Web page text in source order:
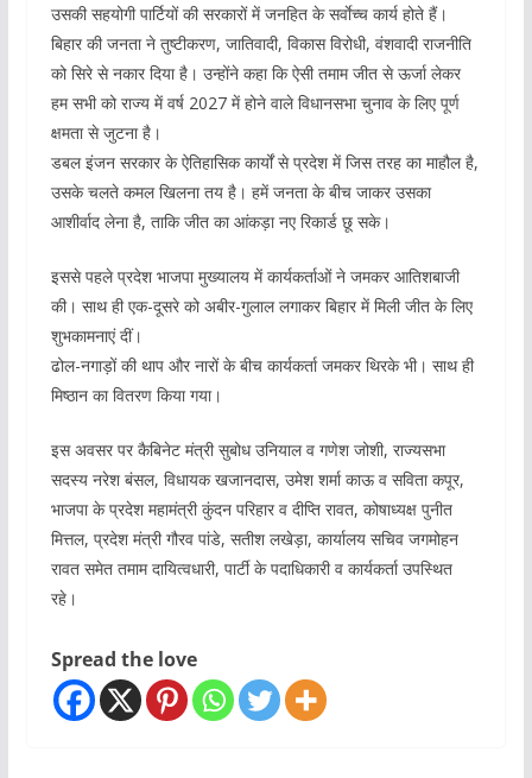
उसकी सहयोगी पार्टियों की सरकारों में जनहित के सर्वाेच्च कार्य होते हैं।
बिहार की जनता ने तुष्टीकरण, जातिवादी, विकास विरोधी, वंशवादी राजनीति
को सिरे से नकार दिया है। उन्होंने कहा कि ऐसी तमाम जीत से ऊर्जा लेकर
हम सभी को राज्य में वर्ष 2027 में होने वाले विधानसभा चुनाव के लिए पूर्ण
क्षमता से जुटना है।
डबल इंजन सरकार के ऐतिहासिक कार्यों से प्रदेश में जिस तरह का माहौल है,
उसके चलते कमल खिलना तय है। हमें जनता के बीच जाकर उसका
आशीर्वाद लेना है, ताकि जीत का आंकड़ा नए रिकार्ड छू सके।
इससे पहले प्रदेश भाजपा मुख्यालय में कार्यकर्ताओं ने जमकर आतिशबाजी
की। साथ ही एक-दूसरे को अबीर-गुलाल लगाकर बिहार में मिली जीत के लिए
शुभकामनाएं दीं।
ढोल-नगाड़ों की थाप और नारों के बीच कार्यकर्ता जमकर थिरके भी। साथ ही
मिष्ठान का वितरण किया गया।
इस अवसर पर कैबिनेट मंत्री सुबोध उनियाल व गणेश जोशी, राज्यसभा
सदस्य नरेश बंसल, विधायक खजानदास, उमेश शर्मा काऊ व सविता कपूर,
भाजपा के प्रदेश महामंत्री कुंदन परिहार व दीप्ति रावत, कोषाध्यक्ष पुनीत
मित्तल, प्रदेश मंत्री गौरव पांडे, सतीश लखेड़ा, कार्यालय सचिव जगमोहन
रावत समेत तमाम दायित्वधारी, पार्टी के पदाधिकारी व कार्यकर्ता उपस्थित
रहे।
Spread the love